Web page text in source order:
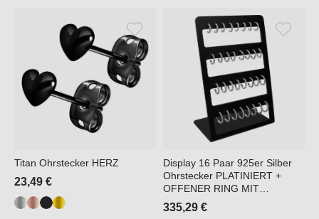
Titan Ohrstecker HERZ
23,49 €
Display 16 Paar 925er Silber
Ohrstecker PLATINIERT +
OFFENER RING MIT
KRISTALLEN
335,29 €